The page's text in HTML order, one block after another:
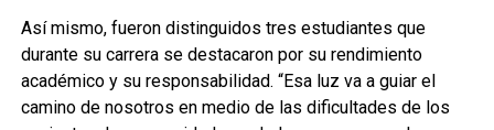
Así mismo, fueron distinguidos tres estudiantes que
durante su carrera se destacaron por su rendimiento
académico y su responsabilidad. “Esa luz va a guiar el
camino de nosotros en medio de las dificultades de los